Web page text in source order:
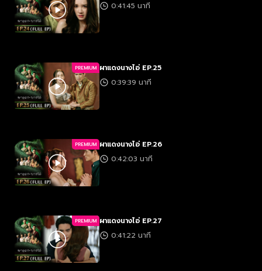
0:41:45 นาที
PREMIUM ผาแดงนางไอ่ EP.25
0:39:39 นาที
PREMIUM ผาแดงนางไอ่ EP.26
0:42:03 นาที
PREMIUM ผาแดงนางไอ่ EP.27
0:41:22 นาที